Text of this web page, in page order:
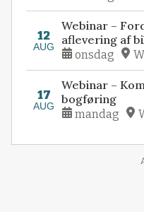
12
AUG
Webinar –
aflevering af
onsdag
17
AUG
Webinar –
bogføring
mandag